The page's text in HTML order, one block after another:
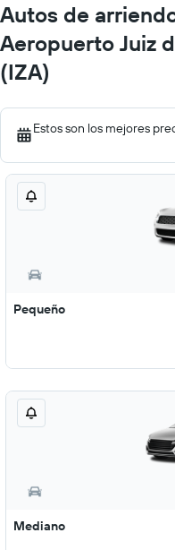
Autos de
Aeropuerto Juiz
(IZA)
Estos son los mejores
Pequeño
Mediano